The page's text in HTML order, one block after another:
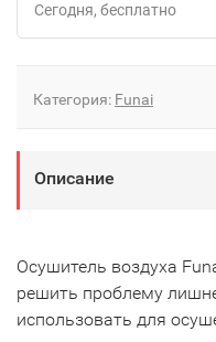
Сегодня
Бесплатно
Категория: Funai
Описание
Осушитель воздуха
решить проблему
использовать для